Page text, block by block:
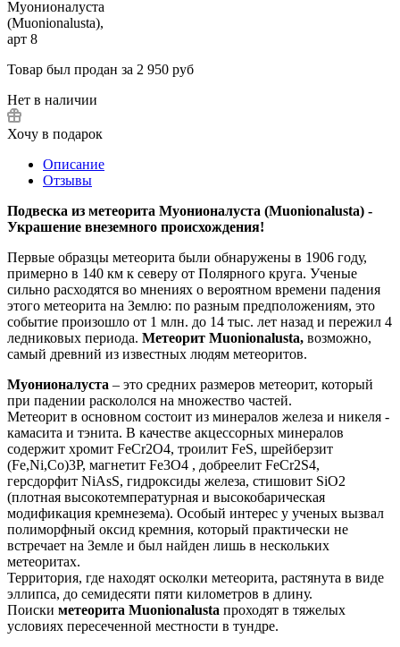
Товар был продан за 2 950 руб
Нет в наличии
Хочу в подарок
Описание
Отзывы
Подвеска из метеорита Муонионалуста (Muonionalusta) -
Украшение внеземного происхождения!
Первые образцы метеорита были обнаружены в 1906 году,
примерно в 140 км к северу от Полярного круга. Ученые
сильно расходятся во мнениях о вероятном времени падения
этого метеорита на Землю: по разным предположениям, это
событие произошло от 1 млн. до 14 тыс. лет назад и пережил 4
ледниковых периода. Метеорит Muonionalusta, возможно,
самый древний из известных людям метеоритов.
Муонионалуста – это средних размеров метеорит, который
при падении раскололся на множество частей.
Метеорит в основном состоит из минералов железа и никеля -
камасита и тэнита. В качестве акцессорных минералов
содержит хромит FeCr2O4, троилит FeS, шрейберзит
(Fe,Ni,Co)3P, магнетит Fe3O4 , добреелит FeCr2S4,
герсдорфит NiAsS, гидроксиды железа, стишовит SiO2
(плотная высокотемпературная и высокобарическая
модификация кремнезема). Особый интерес у ученых вызвал
полиморфный оксид кремния, который практически не
встречает на Земле и был найден лишь в нескольких
метеоритах.
Территория, где находят осколки метеорита, растянута в виде
эллипса, до семидесяти пяти километров в длину.
Поиски метеорита Muonionalusta проходят в тяжелых
условиях пересеченной местности в тундре.